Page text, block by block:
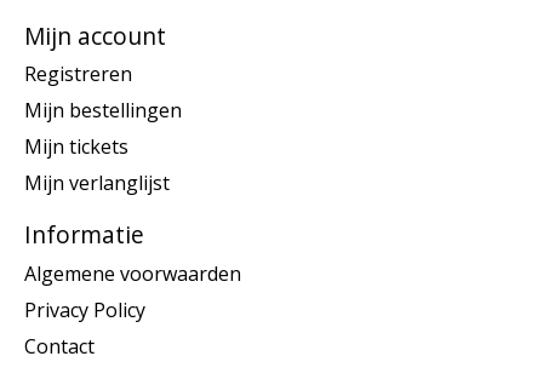
Mijn account
Registreren
Mijn bestellingen
Mijn tickets
Mijn verlanglijst
Informatie
Algemene voorwaarden
Privacy Policy
Contact